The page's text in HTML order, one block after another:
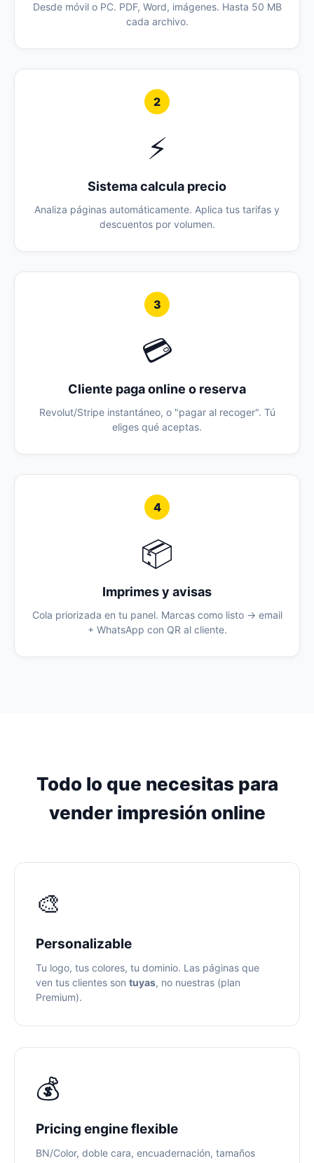
Desde móvil o PC. PDF, Word, imágenes. Hasta 50 MB
cada archivo.
2
⚡
Sistema calcula precio
Analiza páginas automáticamente. Aplica tus tarifas y
descuentos por volumen.
3
💳
Cliente paga online o reserva
Revolut/Stripe instantáneo, o "pagar al recoger". Tú
eliges qué aceptas.
4
📦
Imprimes y avisas
Cola priorizada en tu panel. Marcas como listo → email
+ WhatsApp con QR al cliente.
Todo lo que necesitas para
vender impresión online
🎨
Personalizable
Tu logo, tus colores, tu dominio. Las páginas que
ven tus clientes son tuyas, no nuestras (plan
Premium).
💰
Pricing engine flexible
BN/Color, doble cara, encuadernación, tamaños